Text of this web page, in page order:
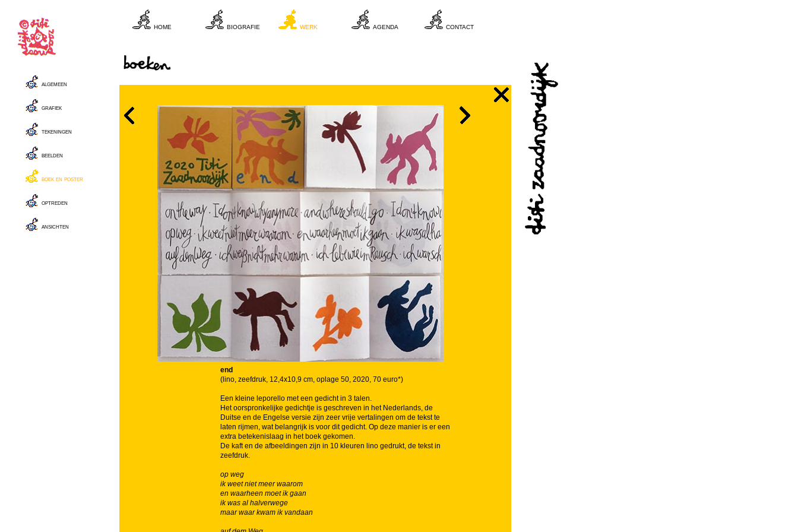
end
(lino, zeefdruk, 12,4x10,9 cm, oplage 50, 2020, 70 euro*)
Een kleine leporello met een gedicht in 3 talen.
Het oorspronkelijke gedichtje is geschreven in het Nederlands, de
Duitse en de Engelse versie zijn zeer vrije vertalingen om de tekst te
laten rijmen, wat belangrijk is voor dit gedicht. Op deze manier is er een
extra betekenislaag in het boek gekomen.
De kaft en de afbeeldingen zijn in 10 kleuren lino gedrukt, de tekst in
zeefdruk.
op weg
ik weet niet meer waarom
en waarheen moet ik gaan
ik was al halverwege
maar waar kwam ik vandaan